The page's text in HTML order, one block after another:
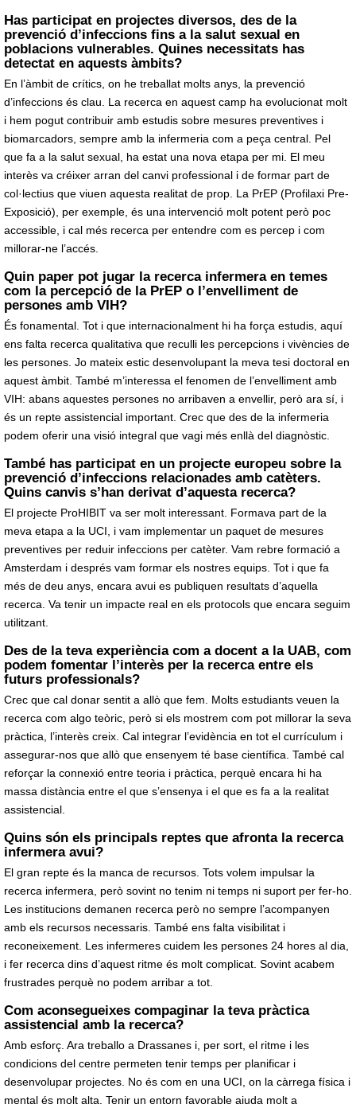
Has participat en projectes diversos, des de la
prevenció d’infeccions fins a la salut sexual en
poblacions vulnerables. Quines necessitats has
detectat en aquests àmbits?
En l’àmbit de crítics, on he treballat molts anys, la prevenció
d’infeccions és clau. La recerca en aquest camp ha evolucionat molt
i hem pogut contribuir amb estudis sobre mesures preventives i
biomarcadors, sempre amb la infermeria com a peça central. Pel
que fa a la salut sexual, ha estat una nova etapa per mi. El meu
interès va créixer arran del canvi professional i de formar part de
col·lectius que viuen aquesta realitat de prop. La PrEP (Profilaxi Pre-
Exposició), per exemple, és una intervenció molt potent però poc
accessible, i cal més recerca per entendre com es percep i com
millorar-ne l’accés.
Quin paper pot jugar la recerca infermera en temes
com la percepció de la PrEP o l’envelliment de
persones amb VIH?
És fonamental. Tot i que internacionalment hi ha força estudis, aquí
ens falta recerca qualitativa que reculli les percepcions i vivències de
les persones. Jo mateix estic desenvolupant la meva tesi doctoral en
aquest àmbit. També m’interessa el fenomen de l’envelliment amb
VIH: abans aquestes persones no arribaven a envellir, però ara sí, i
és un repte assistencial important. Crec que des de la infermeria
podem oferir una visió integral que vagi més enllà del diagnòstic.
També has participat en un projecte europeu sobre la
prevenció d’infeccions relacionades amb catèters.
Quins canvis s’han derivat d’aquesta recerca?
El projecte ProHIBIT va ser molt interessant. Formava part de la
meva etapa a la UCI, i vam implementar un paquet de mesures
preventives per reduir infeccions per catèter. Vam rebre formació a
Amsterdam i després vam formar els nostres equips. Tot i que fa
més de deu anys, encara avui es publiquen resultats d’aquella
recerca. Va tenir un impacte real en els protocols que encara seguim
utilitzant.
Des de la teva experiència com a docent a la UAB, com
podem fomentar l’interès per la recerca entre els
futurs professionals?
Crec que cal donar sentit a allò que fem. Molts estudiants veuen la
recerca com algo teòric, però si els mostrem com pot millorar la seva
pràctica, l’interès creix. Cal integrar l’evidència en tot el currículum i
assegurar-nos que allò que ensenyem té base científica. També cal
reforçar la connexió entre teoria i pràctica, perquè encara hi ha
massa distància entre el que s’ensenya i el que es fa a la realitat
assistencial.
Quins són els principals reptes que afronta la recerca
infermera avui?
El gran repte és la manca de recursos. Tots volem impulsar la
recerca infermera, però sovint no tenim ni temps ni suport per fer-ho.
Les institucions demanen recerca però no sempre l’acompanyen
amb els recursos necessaris. També ens falta visibilitat i
reconeixement. Les infermeres cuidem les persones 24 hores al dia,
i fer recerca dins d’aquest ritme és molt complicat. Sovint acabem
frustrades perquè no podem arribar a tot.
Com aconsegueixes compaginar la teva pràctica
assistencial amb la recerca?
Amb esforç. Ara treballo a Drassanes i, per sort, el ritme i les
condicions del centre permeten tenir temps per planificar i
desenvolupar projectes. No és com en una UCI, on la càrrega física i
mental és molt alta. Tenir un entorn favorable ajuda molt a